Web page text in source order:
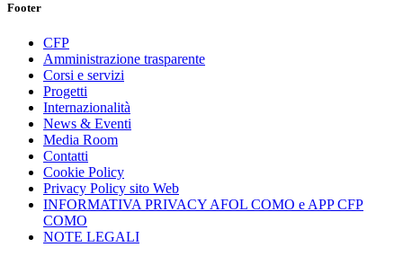
Footer
CFP
Amministrazione trasparente
Corsi e servizi
Progetti
Internazionalità
News & Eventi
Media Room
Contatti
Cookie Policy
Privacy Policy sito Web
INFORMATIVA PRIVACY AFOL COMO e APP CFP
COMO
NOTE LEGALI